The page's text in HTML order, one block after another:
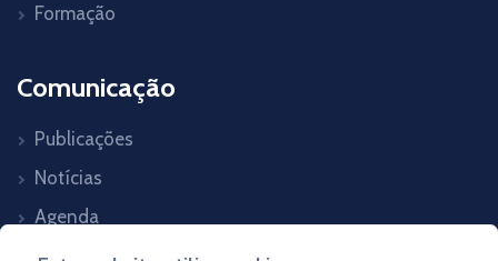
Formação
Comunicação
Publicações
Notícias
Agenda
Contactos